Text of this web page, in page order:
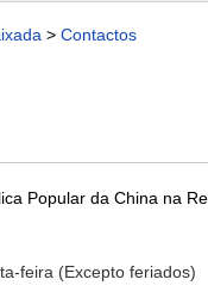
> Contactos
Popular da China na
feira (Excepto feriados)